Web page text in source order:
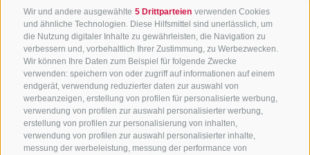
Wir und andere ausgewählte 5 Drittparteien verwenden Cookies
und ähnliche Technologien. Diese Hilfsmittel sind unerlässlich, um
die Nutzung digitaler Inhalte zu gewährleisten, die Navigation zu
verbessern und, vorbehaltlich Ihrer Zustimmung, zu Werbezwecken.
Wir können Ihre Daten zum Beispiel für folgende Zwecke
verwenden: speichern von oder zugriff auf informationen auf einem
endgerät, verwendung reduzierter daten zur auswahl von
werbeanzeigen, erstellung von profilen für personalisierte werbung,
verwendung von profilen zur auswahl personalisierter werbung,
erstellung von profilen zur personalisierung von inhalten,
verwendung von profilen zur auswahl personalisierter inhalte,
messung der werbeleistung, messung der performance von